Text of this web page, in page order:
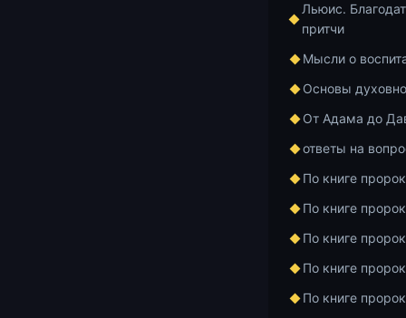
Льюис.
притчи
Мысли о
Основы
От Адама до
ответы на
По книге
По книге
По книге
По книге
По книге
Дорогие
Вашему
Корепанова
заканчивает
Слово 55.
содержатся
Чудотворца.
2:28 —
любви есть
заповедей
истина не